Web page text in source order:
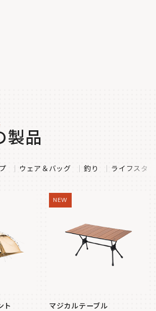
製品
ウェア＆バッグ 釣り ライフスタ
ト
NEW
マジカルテーブル